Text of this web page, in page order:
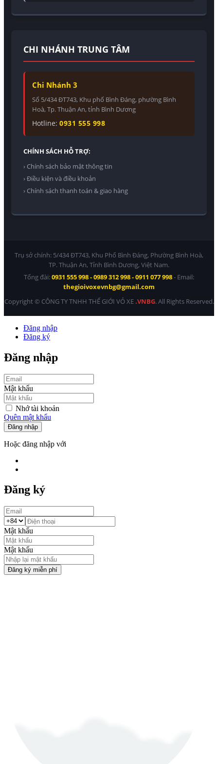
CHI NHÁNH TRUNG TÂM
Chi Nhánh 3
Số 5/434 ĐT743, Khu phố Bình Đáng, phường Bình
Hoà, Tp. Thuận An, tỉnh Bình Dương
Hotline: 0931 555 998
CHÍNH SÁCH HỖ TRỢ:
› Chính sách bảo mật thông tin
› Điều kiện và điều khoản
› Chính sách thanh toán & giao hàng
Trụ sở chính: 5/434 ĐT743, Khu Phố Bình Đáng, Phường Bình Hoà,
TP. Thuận An, Tỉnh Bình Dương, Việt Nam.
Tổng đài:0931 555 998 - 0989 312 998 - 0911 077 998- Email:
thegioivoxevnbg@gmail.com
Copyright © CÔNG TY TNHH THẾ GIỚI VỎ XE.VNBG. All Rights Reserved.
Đăng nhập
Đăng ký
Đăng nhập
Mật khẩu
Nhớ tài khoản
Quên mật khẩu
Đăng nhập
Hoặc đăng nhập với
Đăng ký
Mật khẩu
Mật khẩu
Đăng ký miễn phí